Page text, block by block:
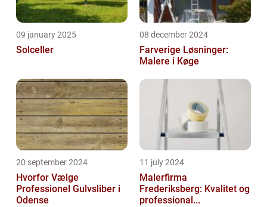
09 january 2025
Solceller
08 december 2024
Farverige Løsninger:
Malere i Køge
20 september 2024
Hvorfor Vælge
Professionel Gulvsliber i
Odense
11 july 2024
Malerfirma
Frederiksberg: Kvalitet og
professional...